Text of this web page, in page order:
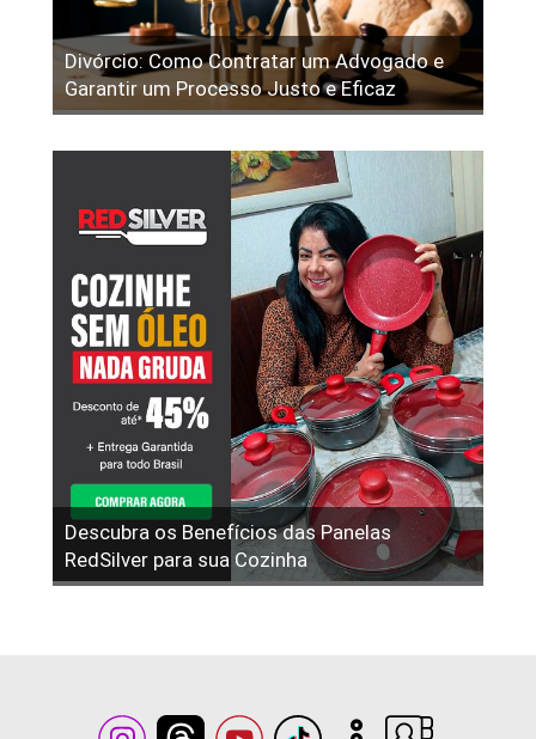
Divórcio: Como Contratar um Advogado e
Garantir um Processo Justo e Eficaz
Descubra os Benefícios das Panelas
RedSilver para sua Cozinha